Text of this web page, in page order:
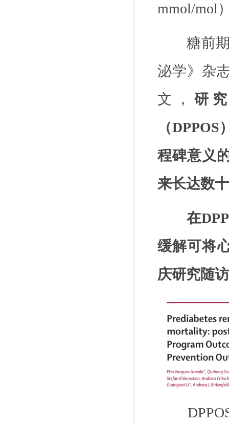
mmol/mol
糖前
泌学》杂
文， 研
（DPPOS
程碑意义
来长达数
在
缓解可将
庆研究随